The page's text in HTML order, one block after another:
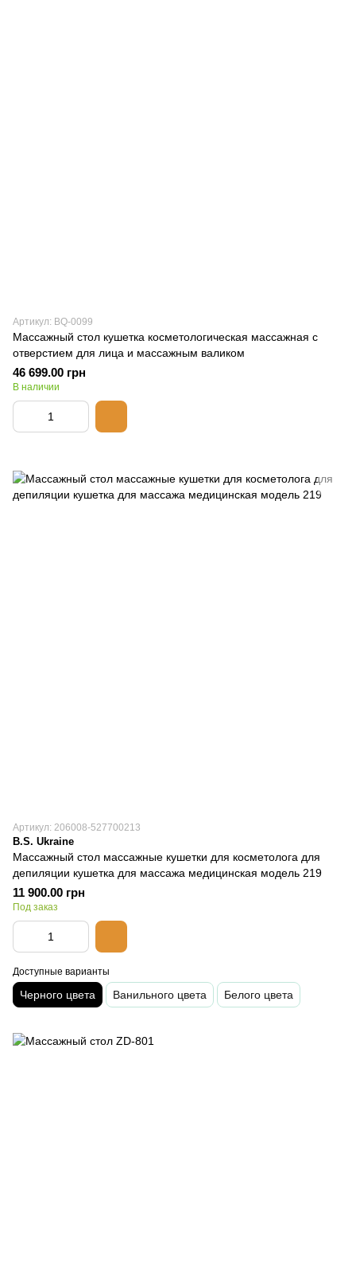
Артикул: BQ-0099
Массажный стол кушетка косметологическая массажная с
отверстием для лица и массажным валиком
46 699.00 грн
В наличии
Артикул: 206008-527700213
B.S. Ukraine
Массажный стол массажные кушетки для косметолога для
депиляции кушетка для массажа медицинская модель 219
11 900.00 грн
Под заказ
Доступные варианты
Черного цвета Ванильного цвета Белого цвета